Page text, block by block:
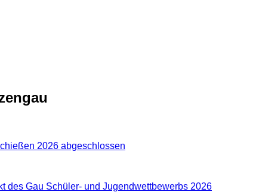
2026 abgeschlossen
des Gau Schüler- und Jugendwettbewerbs 2026